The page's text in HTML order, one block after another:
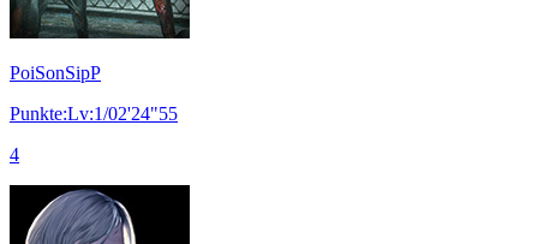
PoiSonSipP
Punkte:Lv:1/02'24"55
4